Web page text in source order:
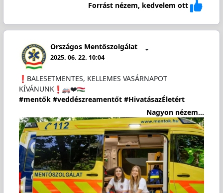
Forrást nézem, kedvelem ott
Országos Mentőszolgálat
2025. 06. 22. 10:04
️BALESETMENTES, KELLEMES VASÁRNAPOT
KÍVÁNUNK
❤️
#mentők #veddészreamentőt #HivatásazÉletért
Nagyon nézem...